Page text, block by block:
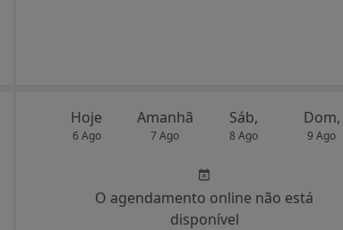
Hoje
6 Ago
Amanhã
7 Ago
Sáb,
8 Ago
Dom,
9 Ago
O agendamento online não está
disponível